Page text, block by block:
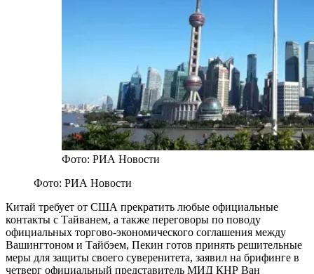
Фото: РИА Новости
Фото: РИА Новости
Китай требует от США прекратить любые официальные
контакты с Тайванем, а также переговоры по поводу
официальных торгово-экономического соглашения между
Вашингтоном и Тайбэем, Пекин готов принять решительные
меры для защиты своего суверенитета, заявил на брифинге в
четверг официальный представитель МИД КНР Ван